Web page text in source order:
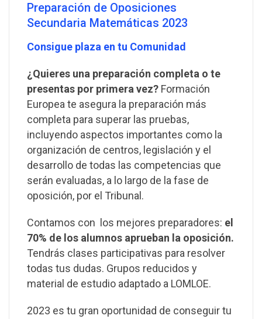
Preparación de Oposiciones
Secundaria Matemáticas 2023
Consigue plaza en tu Comunidad
¿Quieres una preparación completa o te
presentas por primera vez? Formación
Europea te asegura la preparación más
completa para superar las pruebas,
incluyendo aspectos importantes como la
organización de centros, legislación y el
desarrollo de todas las competencias que
serán evaluadas, a lo largo de la fase de
oposición, por el Tribunal.
Contamos con los mejores preparadores: el
70% de los alumnos aprueban la oposición.
Tendrás clases participativas para resolver
todas tus dudas. Grupos reducidos y
material de estudio adaptado a LOMLOE.
2023 es tu gran oportunidad de conseguir tu